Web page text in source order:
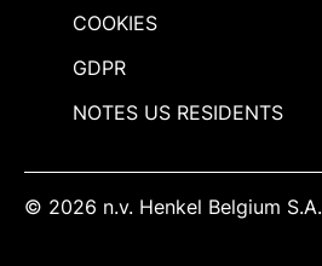
COOKIES
GDPR
NOTES US RESIDENTS
© 2026 n.v. Henkel Belgium